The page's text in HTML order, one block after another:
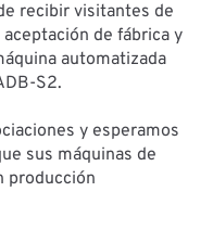
recibir visitantes de
de fábrica y
automatizada
S2.
y esperamos
sus máquinas de
producción